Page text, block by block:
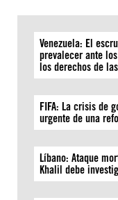
Venezuela: El
prevalecer ante
los derechos de
FIFA: La crisis de
urgente de una
Líbano: Ataque
Khalil debe